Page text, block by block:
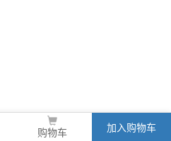
购物车 加入购物车